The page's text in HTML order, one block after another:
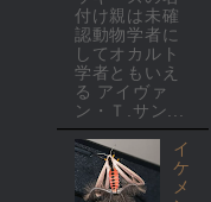
付け親は未確
認動物学者に
してオカルト
学者ともいえ
る アイヴァ
ン・Ｔ.サン...
イ
ケ
メ